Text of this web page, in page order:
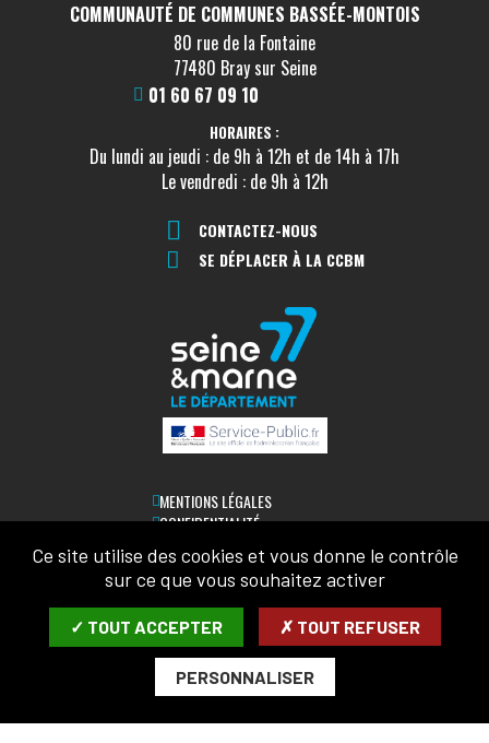
COMMUNAUTÉ DE COMMUNES BASSÉE-MONTOIS
80 rue de la Fontaine
77480 Bray sur Seine
01 60 67 09 10
HORAIRES :
Du lundi au jeudi : de 9h à 12h et de 14h à 17h
Le vendredi : de 9h à 12h
CONTACTEZ-NOUS
SE DÉPLACER À LA CCBM
MENTIONS LÉGALES
CONFIDENTIALITÉ
ACCESSIBILITÉ
PLAN DU SITE
LETTRE D'INFORMATION
SAISIR VOTRE COURRIEL:
Ce site utilise des cookies et vous donne le contrôle
sur ce que vous souhaitez activer
✓ TOUT ACCEPTER ✗ TOUT REFUSER
PERSONNALISER